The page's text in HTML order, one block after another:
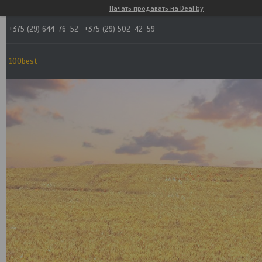
Начать продавать на Deal.by
+375 (29) 644-76-52 +375 (29) 502-42-59
100best